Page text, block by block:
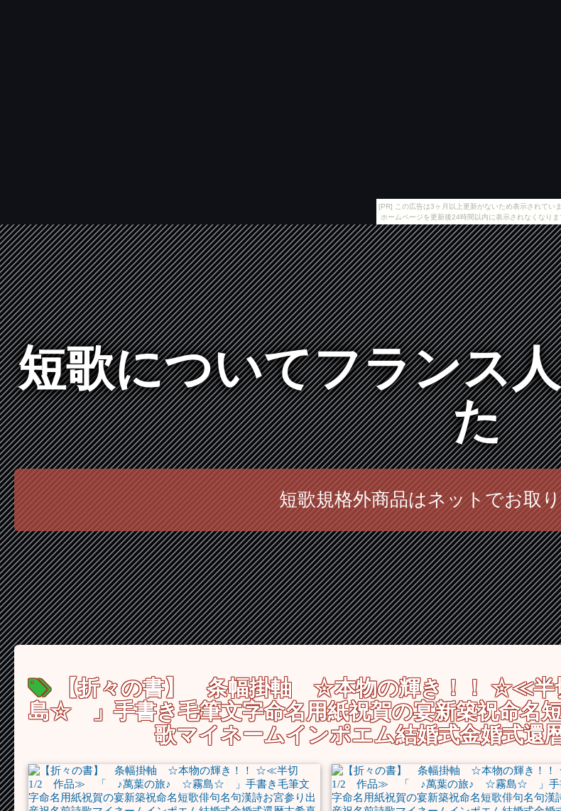
[PR] この広告は3ヶ月以上更新がないため表示されていま
ホームページを更新後24時間以内に表示されなくなりま
短歌についてフランス
た
短歌規格外商品はネットでお取
【折々の書】 条幅掛軸 ☆本物の輝き！！
島☆ 」手書き毛筆文字命名用紙祝賀の宴新築祝命名
歌マイネームインポエム結婚式金婚式還